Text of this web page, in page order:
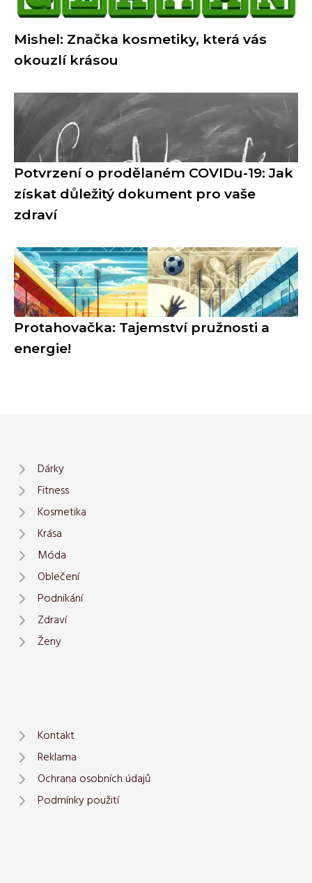
Mishel: Značka kosmetiky, která vás
okouzlí krásou
Potvrzení o prodělaném COVIDu-19: Jak
získat důležitý dokument pro vaše
zdraví
Protahovačka: Tajemství pružnosti a
energie!
Dárky
Fitness
Kosmetika
Krása
Móda
Oblečení
Podnikání
Zdraví
Ženy
Kontakt
Reklama
Ochrana osobních údajů
Podmínky použití